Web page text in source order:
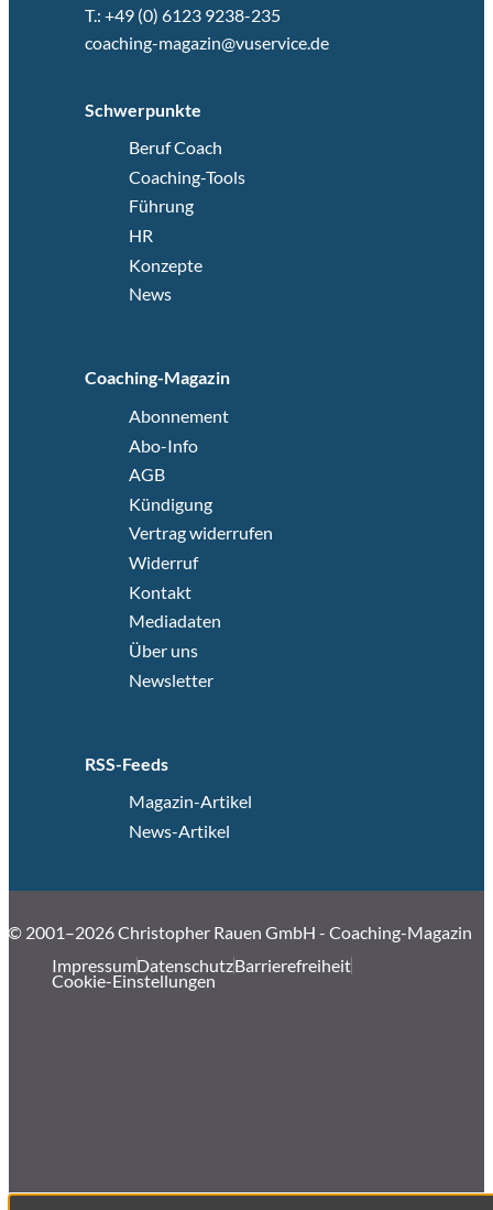
T.: +49 (0) 6123 9238-235
coaching-magazin@vuservice.de
Schwerpunkte
Beruf Coach
Coaching-Tools
Führung
HR
Konzepte
News
Coaching-Magazin
Abonnement
Abo-Info
AGB
Kündigung
Vertrag widerrufen
Widerruf
Kontakt
Mediadaten
Über uns
Newsletter
RSS-Feeds
Magazin-Artikel
News-Artikel
© 2001–2026 Christopher Rauen GmbH - Coaching-Magazin
ImpressumDatenschutzBarrierefreiheit
Cookie-Einstellungen